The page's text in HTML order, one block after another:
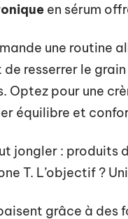
en sérum
une routine
de resserrer le
Optez pour une
équilibre et
jongler : produits
T. L’objectif ?
grâce à des